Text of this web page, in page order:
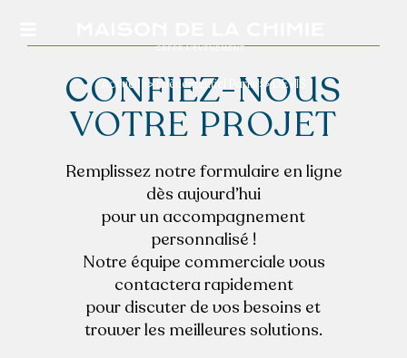
contenuToggle
QUI SOMMES-NOUS
NOS ESPACES
VOTRE éVÈNEMENT
ACTUALITéS
Accueil>>Évènementiel Paris >>DEVIS
CONFIEZ-NOUS
VOTRE PROJET
Remplissez notre formulaire en ligne
dès aujourd’hui
pour un accompagnement
personnalisé !
Notre équipe commerciale vous
contactera rapidement
pour discuter de vos besoins et
trouver les meilleures solutions.